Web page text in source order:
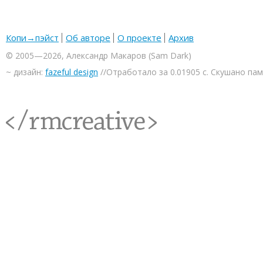
Копи→пэйст Об авторе О проекте Архив
© 2005—2026, Александр Макаров (Sam Dark)
~ дизайн: fazeful design //Отработало за 0.01905 с. Скушано
<rmcreative/>